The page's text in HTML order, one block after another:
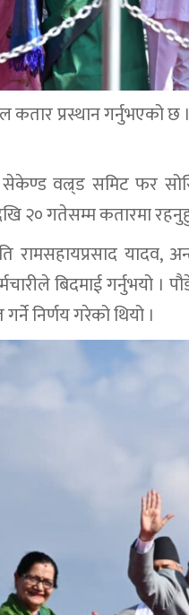
कतार प्रस्थान गर्नुभएको
वल्र्ड समिट फर
२० गतेसम्म कतारमा
रामसहायप्रसाद
बिदमाई गर्नुभयो ।
निर्णय गरेको थियो ।